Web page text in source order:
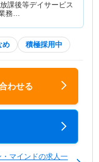
課後等デイサービス
務…
め 積極採用中
わせる
マインドの求人一